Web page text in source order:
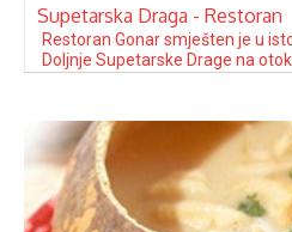
Supetarska Draga - Restoran
Restoran Gonar smješten je u
Doljnje Supetarske Drage na
Podijeljen je u tri prostorije koje
krasi ih …